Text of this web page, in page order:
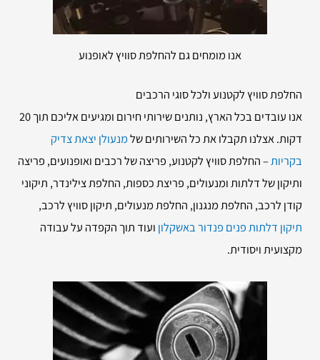
אנו מומחים גם להחלפת סוויץ לאופנוע
החלפת סוויץ לקטנוע ולכל סוגי הרכבים
אנו עובדים בכל הארץ, נותנים שירותי חירום ומגיעים אליכם תוך 20
דקות. אצלנו תקבלו את כל השירותים שלמנעולן יצאת צדיק
בקריות– החלפת סוויץ לקטנוע, פריצה של רכבים ואופנועים, פריצה
ותיקון של דלתות ומנעולים, פריצת כספות, החלפת צילינדר, תיקוני
קודן לרכב, החלפת מנגנון, החלפת מנעולים, תיקון סוויץ לרכב,
תיקון דלתות פנים פנדור באשקלון ועוד תוך הקפדה על עבודה
מקצועית ויסודית.